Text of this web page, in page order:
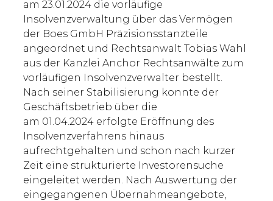
am 23.01.2024 die vorläufige
Insolvenzverwaltung über das Vermögen
der Boes GmbH Präzisionsstanzteile
angeordnet und Rechtsanwalt Tobias Wahl
aus der Kanzlei Anchor Rechtsanwälte zum
vorläufigen Insolvenzverwalter bestellt.
Nach seiner Stabilisierung konnte der
Geschäftsbetrieb über die
am 01.04.2024 erfolgte Eröffnung des
Insolvenzverfahrens hinaus
aufrechtgehalten und schon nach kurzer
Zeit eine strukturierte Investorensuche
eingeleitet werden. Nach Auswertung der
eingegangenen Übernahmeangebote,